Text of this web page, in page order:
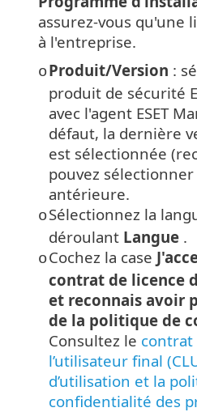
assurez-vous qu'une
à l'entreprise.
oProduit/Version :
produit de sécurité
avec l'agent ESET
défaut, la dernière
est sélectionnée
pouvez
antérieure.
oSélectionnez la
déroulant Langue .
oCochez la case
contrat de licence
et reconnais avoir
de la politique de
Consultez le contrat
l’utilisateur final
d’utilisation et la
confidentialité des